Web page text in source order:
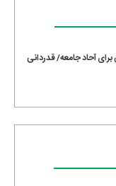
آحاد جامعه/ قدردانی